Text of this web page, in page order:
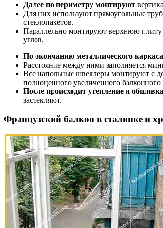
Далее по периметру монтируют
Для них используют прямоугольные
стеклопакетов.
Параллельно монтируют верхнюю плиту
углов.
По окончанию металлического каркаса
Расстояние между ними заполняется
Все напольные швеллеры монтируют с
полноценного увеличенного балконного
После происходит утепление и обшивка
застекляют.
Французский балкон в сталинке и